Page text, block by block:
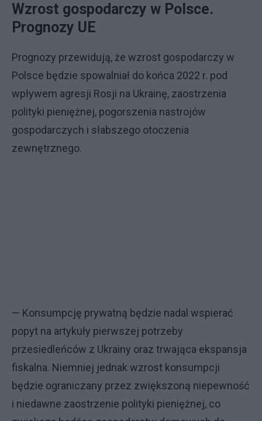
Wzrost gospodarczy w Polsce.
Prognozy UE
Prognozy przewidują, że wzrost gospodarczy w
Polsce będzie spowalniał do końca 2022 r. pod
wpływem agresji Rosji na Ukrainę, zaostrzenia
polityki pieniężnej, pogorszenia nastrojów
gospodarczych i słabszego otoczenia
zewnętrznego.
— Konsumpcję prywatną będzie nadal wspierać
popyt na artykuły pierwszej potrzeby
przesiedleńców z Ukrainy oraz trwająca ekspansja
fiskalna. Niemniej jednak wzrost konsumpcji
będzie ograniczany przez zwiększoną niepewność
i niedawne zaostrzenie polityki pieniężnej, co